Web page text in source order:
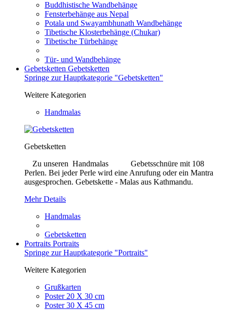
Buddhistische Wandbehänge
Fensterbehänge aus Nepal
Potala und Swayambhunath Wandbehänge
Tibetische Klosterbehänge (Chukar)
Tibetische Türbehänge
Tür- und Wandbehänge
Gebetsketten Gebetsketten
Springe zur Hauptkategorie "Gebetsketten"
Weitere Kategorien
Handmalas
Gebetsketten
Zu unseren Handmalas Gebetsschnüre mit 108
Perlen. Bei jeder Perle wird eine Anrufung oder ein Mantra
ausgesprochen. Gebetskette - Malas aus Kathmandu.
Mehr Details
Handmalas
Gebetsketten
Portraits Portraits
Springe zur Hauptkategorie "Portraits"
Weitere Kategorien
Grußkarten
Poster 20 X 30 cm
Poster 30 X 45 cm